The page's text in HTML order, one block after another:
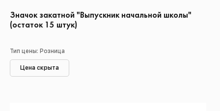
Значок закатной "Выпускник начальной школы"
(остаток 15 штук)
Тип цены: Розница
Цена скрыта